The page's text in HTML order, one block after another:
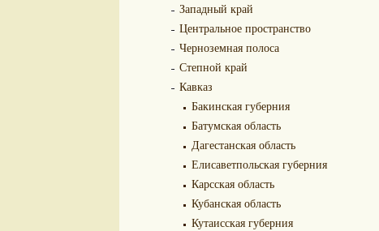
Западный край
Центральное пространство
Черноземная полоса
Степной край
Кавказ
Бакинская губерния
Батумская область
Дагестанская область
Елисаветпольская губерния
Карсская область
Кубанская область
Кутаисская губерния